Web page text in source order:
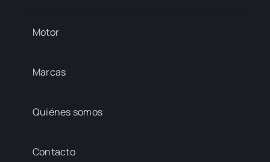
Motor
Marcas
Quiénes somos
Contacto